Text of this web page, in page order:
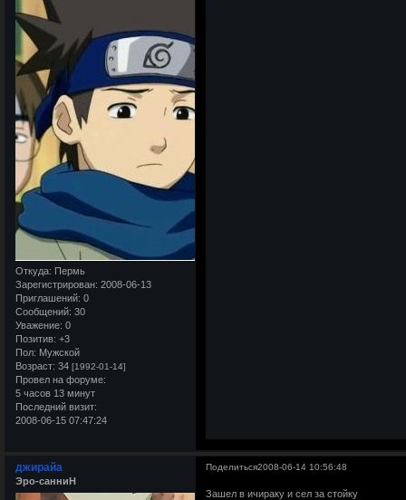
Откуда: Пермь
Зарегистрирован: 2008-06-13
Приглашений: 0
Сообщений: 30
Уважение: 0
Позитив: +3
Пол: Мужской
Возраст: 34 [1992-01-14]
Провел на форуме:
5 часов 13 минут
Последний визит:
2008-06-15 07:47:24
Поделиться2008-06-14 10:56:48
джирайа
Эро-санниН
Зашел в ичираку и сел за стойку